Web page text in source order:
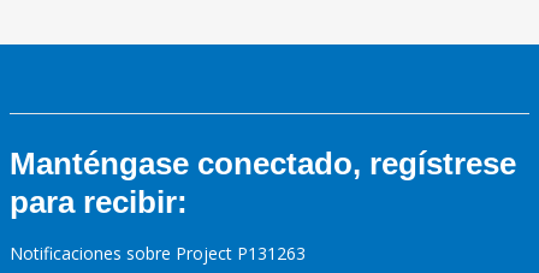
Manténgase conectado, regístrese
para recibir:
Notificaciones sobre Project P131263